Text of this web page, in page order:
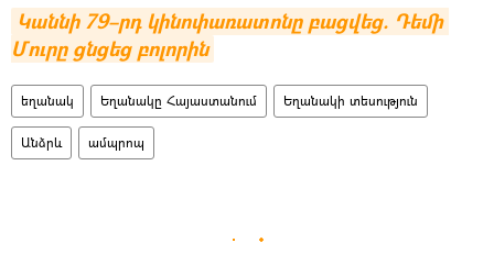
Կաննի 79–րդ կինոփառատոնը բացվեց. Դեմի
Մուրը ցնցեց բոլորին
եղանակ Եղանակը Հայաստանում Եղանակի տեսություն
Անձրև ամպրոպ